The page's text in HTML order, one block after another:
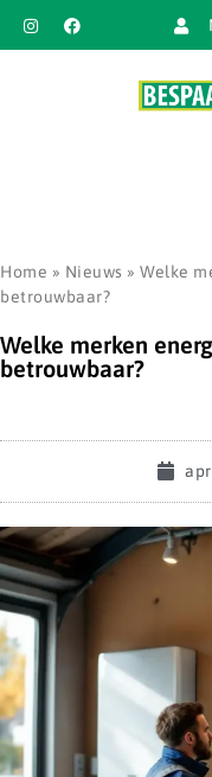
Home » Nieuws » Welke
betrouwbaar?
Welke merken
betrouwbaar?